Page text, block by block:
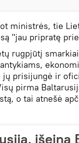
ministrės, tie
"jau pripratę
rugpjūtį
jų prisijungė ir
pirma
o tai atnešė
išeina